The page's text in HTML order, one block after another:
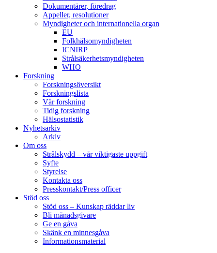
Dokumentärer, föredrag
Appeller, resolutioner
Myndigheter och internationella organ
EU
Folkhälsomyndigheten
ICNIRP
Strålsäkerhetsmyndigheten
WHO
Forskning
Forskningsöversikt
Forskningslista
Vår forskning
Tidig forskning
Hälsostatistik
Nyhetsarkiv
Arkiv
Om oss
Strålskydd – vår viktigaste uppgift
Syfte
Styrelse
Kontakta oss
Presskontakt/Press officer
Stöd oss
Stöd oss – Kunskap räddar liv
Bli månadsgivare
Ge en gåva
Skänk en minnesgåva
Informationsmaterial